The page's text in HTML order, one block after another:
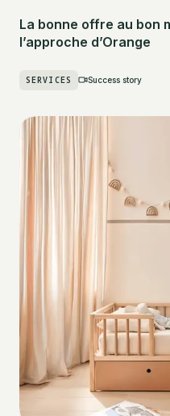
La bonne offre au bon
l’approche d’Orange
SERVICES Success story